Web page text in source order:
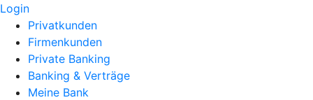
Login
Privatkunden
Firmenkunden
Private Banking
Banking & Verträge
Meine Bank